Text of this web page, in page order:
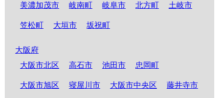
美濃加茂市 岐南町 岐阜市 北方町 土岐市
笠松町 大垣市 坂祝町
大阪府
大阪市北区
高石市 池田市 忠岡町
大阪市旭区 寝屋川市 大阪市中央区 藤井寺市